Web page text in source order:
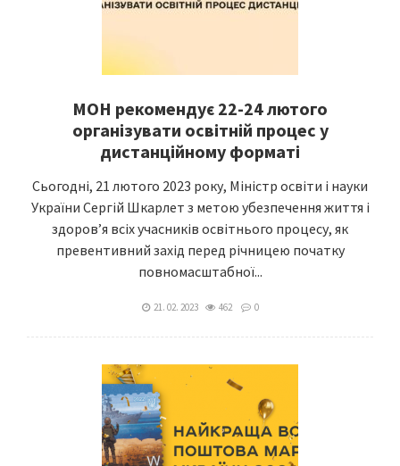
МОН рекомендує 22-24 лютого
організувати освітній процес у
дистанційному форматі
Сьогодні, 21 лютого 2023 року, Міністр освіти і науки
України Сергій Шкарлет з метою убезпечення життя і
здоров’я всіх учасників освітнього процесу, як
превентивний захід перед річницею початку
повномасштабної...
21. 02. 2023 462 0